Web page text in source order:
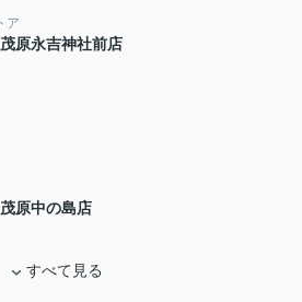
ア
原永吉神社前店
原中の島店
すべて見る